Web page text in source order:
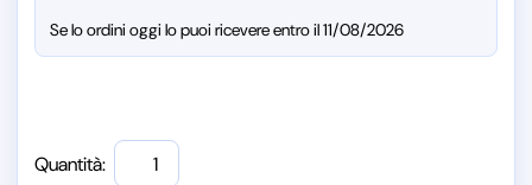
Se lo ordini oggi lo puoi ricevere entro il 11/08/2026
Quantità: